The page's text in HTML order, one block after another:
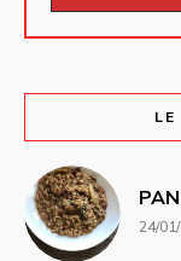
LE
24/